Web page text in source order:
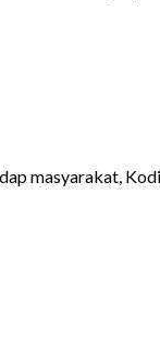
masyarakat,